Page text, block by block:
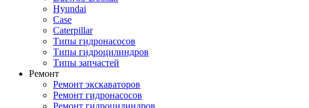
Hyundai
Case
Caterpillar
Типы гидронасосов
Типы гидроцилиндров
Типы запчастей
Ремонт
Ремонт экскаваторов
Ремонт гидронасосов
Ремонт гидроцилиндров